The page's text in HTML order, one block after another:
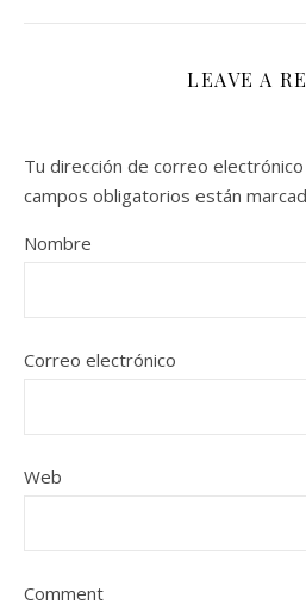
LEAVE A
Tu dirección de correo
campos obligatorios están
Nombre
Correo electrónico
Web
Comment